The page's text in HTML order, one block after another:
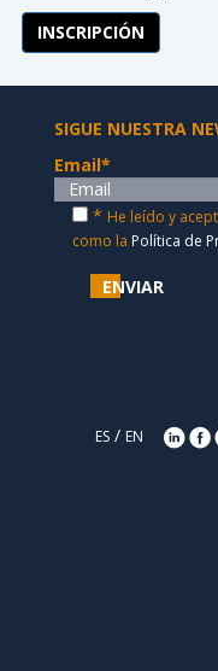
INSCRIPCIÓN
SIGUE NUESTRA
Email*
* He leído y
como la Política de
ENVIAR
ES / EN